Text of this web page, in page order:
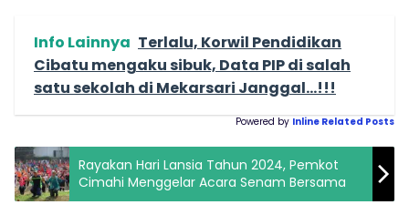
Info Lainnya Terlalu, Korwil Pendidikan
Cibatu mengaku sibuk, Data PIP di salah
satu sekolah di Mekarsari Janggal...!!!
Powered by Inline Related Posts
Rayakan Hari Lansia Tahun 2024, Pemkot
Cimahi Menggelar Acara Senam Bersama